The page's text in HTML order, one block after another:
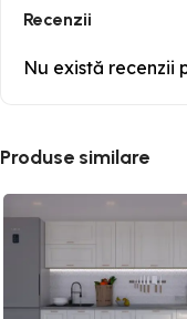
Recenzii
Nu există recenzii
Produse similare